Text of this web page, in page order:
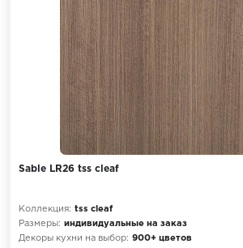
Sable LR26 tss cleaf
Коллекция: tss cleaf
Размеры: индивидуальные на заказ
Декоры кухни на выбор: 900+ цветов